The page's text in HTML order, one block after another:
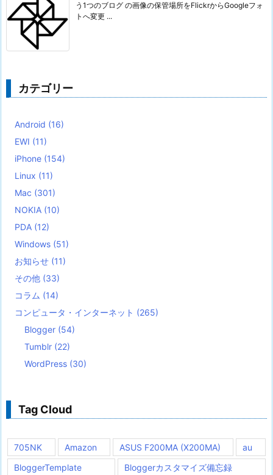
う1つのブログ の画像の保管場所をFlickrからGoogleフォ
トへ変更 ...
カテゴリー
Android (16)
EWI (11)
iPhone (154)
Linux (11)
Mac (301)
NOKIA (10)
PDA (12)
Windows (51)
お知らせ (11)
その他 (33)
コラム (14)
コンピュータ・インターネット (265)
Blogger (54)
Tumblr (22)
WordPress (30)
Tag Cloud
705NK Amazon ASUS F200MA (X200MA)
au
BloggerTemplate
Bloggerカスタマイズ備忘録